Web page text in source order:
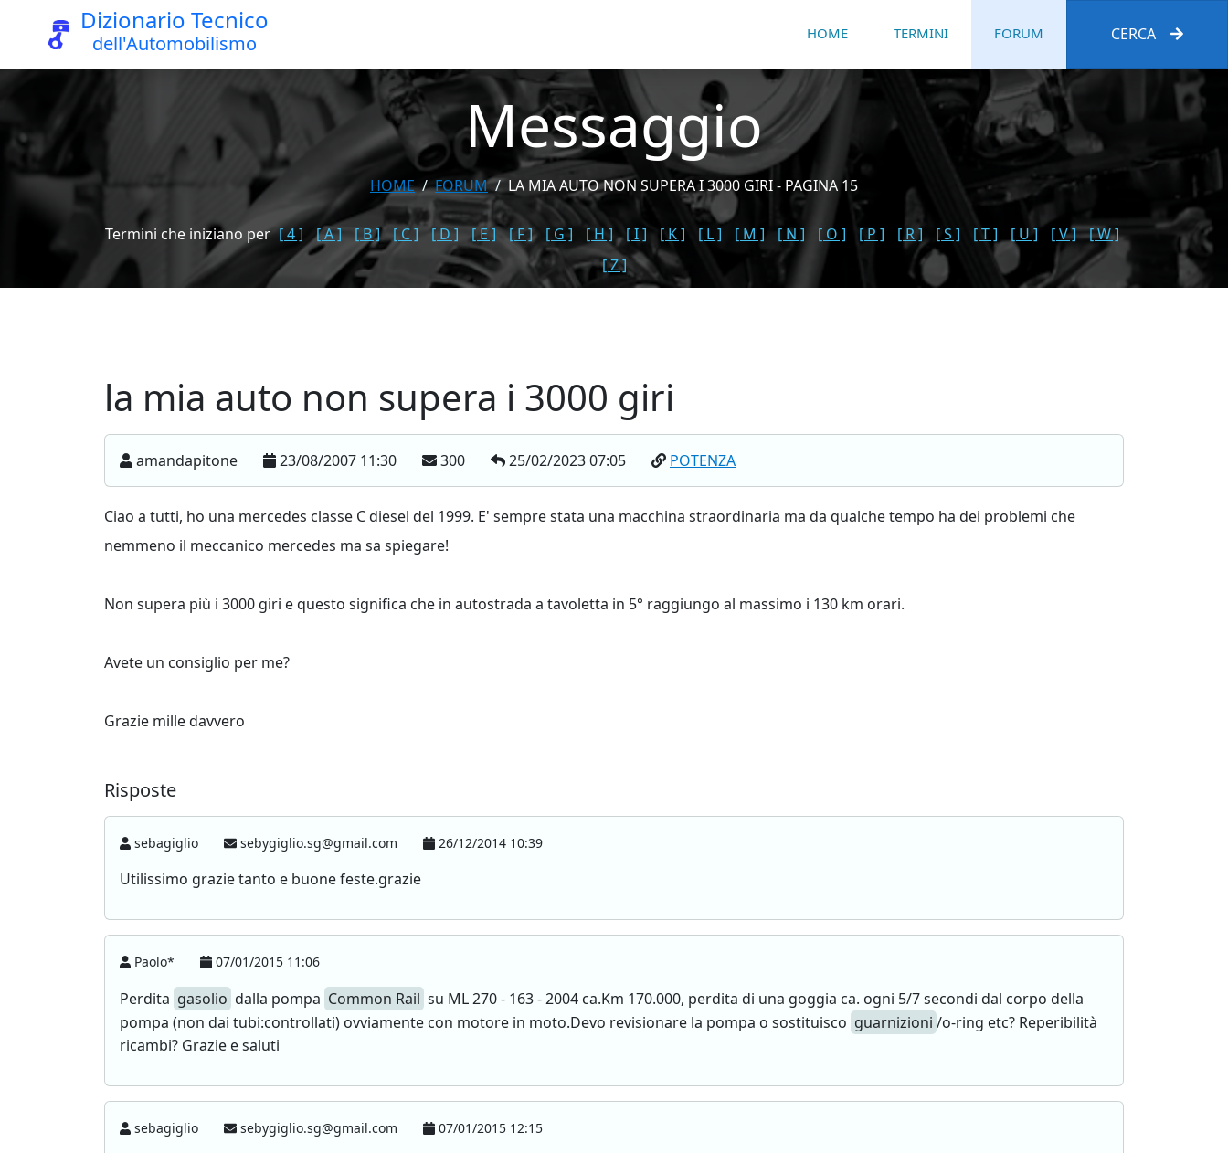
Dizionario Tecnico
dell'Automobilismo HOME TERMINI FORUM CERCA
Messaggio
HOME FORUM LA MIA AUTO NON SUPERA I 3000 GIRI - PAGINA 15
Termini che iniziano per [ 4 ] [ A ] [ B ] [ C ] [ D ] [ E ] [ F ] [ G ] [ H ] [ I ] [ K ] [ L ] [ M ] [ N ] [ O ] [ P ] [ R ] [ S ] [ T ] [ U ] [ V ]
[ W ]
[ Z ]
la mia auto non supera i 3000 giri
amandapitone 23/08/2007 11:30 300 25/02/2023 07:05 POTENZA
Ciao a tutti, ho una mercedes classe C diesel del 1999. E' sempre stata una macchina straordinaria ma da qualche tempo ha dei problemi che
nemmeno il meccanico mercedes ma sa spiegare!
Non supera più i 3000 giri e questo significa che in autostrada a tavoletta in 5° raggiungo al massimo i 130 km orari.
Avete un consiglio per me?
Grazie mille davvero
Risposte
sebagiglio sebygiglio.sg@gmail.com 26/12/2014 10:39
Utilissimo grazie tanto e buone feste.grazie
Paolo* 07/01/2015 11:06
Perdita gasolio dalla pompa Common Rail su ML 270 - 163 - 2004 ca.Km 170.000, perdita di una goggia ca. ogni 5/7 secondi dal corpo della
pompa (non dai tubi:controllati) ovviamente con motore in moto.Devo revisionare la pompa o sostituisco guarnizioni /o-ring etc? Reperibilità
ricambi? Grazie e saluti
sebagiglio sebygiglio.sg@gmail.com 07/01/2015 12:15